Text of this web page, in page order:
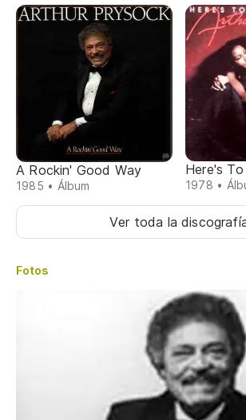
A Rockin' Good Way
1985 • Álbum
Here's
1978 •
Ver toda la
Fotos